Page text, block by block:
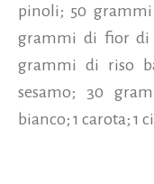
pinoli; 50
grammi di fior di
grammi di riso
sesamo; 30
bianco; 1 carota; 1